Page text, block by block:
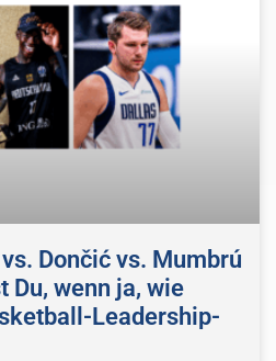
Dončić vs. Mumbrú
Du, wenn ja, wie
Leadership-